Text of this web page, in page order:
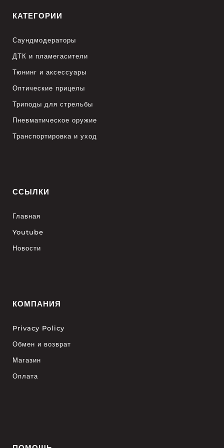
КАТЕГОРИИ
Саундмодераторы
ДТК и пламегасители
Тюнинг и аксессуары
Оптические прицелы
Триподы для стрельбы
Пневматическое оружие
Транспортировка и уход
ССЫЛКИ
Главная
Youtube
Новости
КОМПАНИЯ
Privacy Policy
Обмен и возврат
Магазин
Оплата